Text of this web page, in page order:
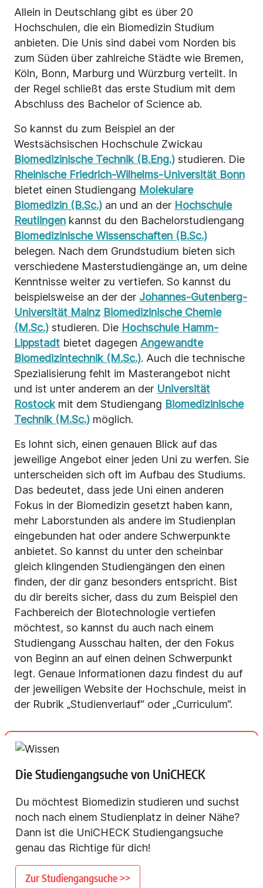
Allein in Deutschlang gibt es über 20
Hochschulen, die ein Biomedizin Studium
anbieten. Die Unis sind dabei vom Norden bis
zum Süden über zahlreiche Städte wie Bremen,
Köln, Bonn, Marburg und Würzburg verteilt. In
der Regel schließt das erste Studium mit dem
Abschluss des Bachelor of Science ab.
So kannst du zum Beispiel an der
Westsächsischen Hochschule Zwickau
Biomedizinische Technik (B.Eng.) studieren. Die
Rheinische Friedrich-Wilhelms-Universität Bonn
bietet einen Studiengang Molekulare
Biomedizin (B.Sc.) an und an der Hochschule
Reutlingen kannst du den Bachelorstudiengang
Biomedizinische Wissenschaften (B.Sc.)
belegen. Nach dem Grundstudium bieten sich
verschiedene Masterstudiengänge an, um deine
Kenntnisse weiter zu vertiefen. So kannst du
beispielsweise an der der Johannes-Gutenberg-
Universität Mainz Biomedizinische Chemie
(M.Sc.) studieren. Die Hochschule Hamm-
Lippstadt bietet dagegen Angewandte
Biomedizintechnik (M.Sc.). Auch die technische
Spezialisierung fehlt im Masterangebot nicht
und ist unter anderem an der Universität
Rostock mit dem Studiengang Biomedizinische
Technik (M.Sc.) möglich.
Es lohnt sich, einen genauen Blick auf das
jeweilige Angebot einer jeden Uni zu werfen. Sie
unterscheiden sich oft im Aufbau des Studiums.
Das bedeutet, dass jede Uni einen anderen
Fokus in der Biomedizin gesetzt haben kann,
mehr Laborstunden als andere im Studienplan
eingebunden hat oder andere Schwerpunkte
anbietet. So kannst du unter den scheinbar
gleich klingenden Studiengängen den einen
finden, der dir ganz besonders entspricht. Bist
du dir bereits sicher, dass du zum Beispiel den
Fachbereich der Biotechnologie vertiefen
möchtest, so kannst du auch nach einem
Studiengang Ausschau halten, der den Fokus
von Beginn an auf einen deinen Schwerpunkt
legt. Genaue Informationen dazu findest du auf
der jeweiligen Website der Hochschule, meist in
der Rubrik „Studienverlauf“ oder „Curriculum“.
Die Studiengangsuche von UniCHECK
Du möchtest Biomedizin studieren und suchst
noch nach einem Studienplatz in deiner Nähe?
Dann ist die UniCHECK Studiengangsuche
genau das Richtige für dich!
Zur Studiengangsuche >>